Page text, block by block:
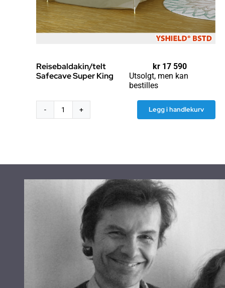
Reisebaldakin/telt
Safecave Super King
kr 17 590
Utsolgt, men kan
bestilles
Reisebaldakin/telt
Legg i handlekurv